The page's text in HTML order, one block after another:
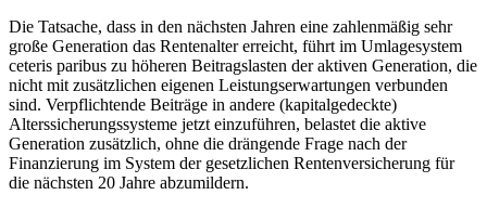
Die Tatsache, dass in den nächsten Jahren eine zahlenmäßig sehr
große Generation das Rentenalter erreicht, führt im Umlagesystem
ceteris paribus zu höheren Beitragslasten der aktiven Generation, die
nicht mit zusätzlichen eigenen Leistungserwartungen verbunden
sind. Verpflichtende Beiträge in andere (kapitalgedeckte)
Alterssicherungssysteme jetzt einzuführen, belastet die aktive
Generation zusätzlich, ohne die drängende Frage nach der
Finanzierung im System der gesetzlichen Rentenversicherung für
die nächsten 20 Jahre abzumildern.